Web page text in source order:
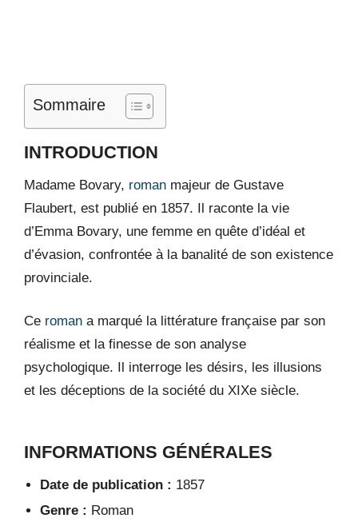
Sommaire
INTRODUCTION
Madame Bovary, roman majeur de Gustave
Flaubert, est publié en 1857. Il raconte la vie
d’Emma Bovary, une femme en quête d’idéal et
d’évasion, confrontée à la banalité de son existence
provinciale.
Ce roman a marqué la littérature française par son
réalisme et la finesse de son analyse
psychologique. Il interroge les désirs, les illusions
et les déceptions de la société du XIXe siècle.
INFORMATIONS GÉNÉRALES
Date de publication : 1857
Genre : Roman